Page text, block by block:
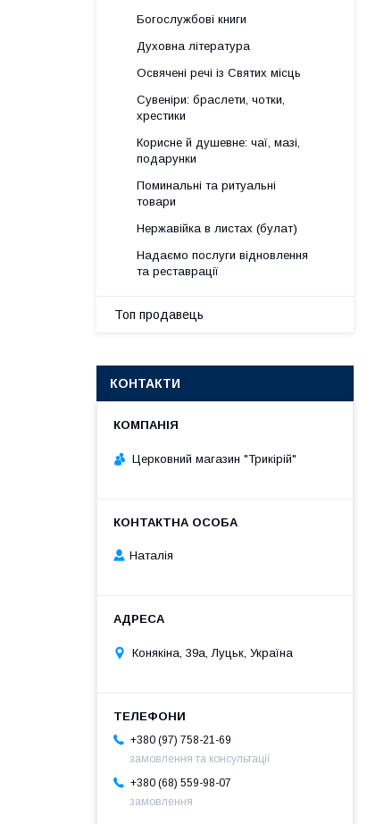
Богослужбові книги
Духовна література
Освячені речі із Святих місць
Сувеніри: браслети, чотки,
хрестики
Корисне й душевне: чаї, мазі,
подарунки
Поминальні та ритуальні
товари
Нержавійка в листах (булат)
Надаємо послуги відновлення
та реставрації
Топ продавець
КОНТАКТИ
Церковний магазин "Трикірій"
Наталія
Конякіна, 39а, Луцьк, Україна
+380 (97) 758-21-69
замовлення та консультації
+380 (68) 559-98-07
замовлення